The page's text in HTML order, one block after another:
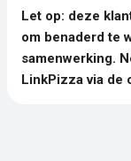
Let op: deze
om benaderd te
samenwerking.
LinkPizza via de